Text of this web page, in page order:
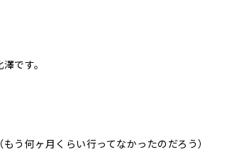
です。
う何ヶ月くらい行ってなかったのだろう）